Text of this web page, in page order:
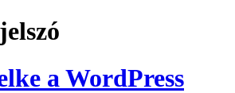
a WordPress